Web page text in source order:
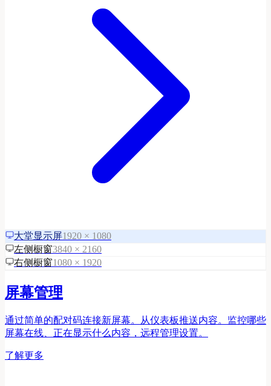
大堂显示屏1920 × 1080
左侧橱窗3840 × 2160
右侧橱窗1080 × 1920
屏幕管理
通过简单的配对码连接新屏幕。从仪表板推送内容。监控哪些
屏幕在线、正在显示什么内容，远程管理设置。
了解更多